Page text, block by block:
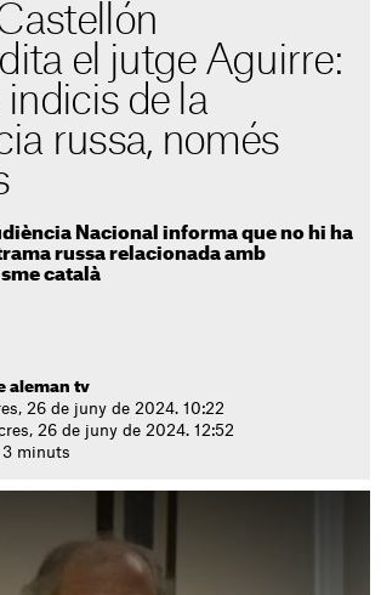
el jutge Aguirre:
indicis de la
russa, només
Nacional informa que no hi ha
russa relacionada amb
català
aleman tv
26 de juny de 2024. 10:22
26 de juny de 2024. 12:52
3 minuts